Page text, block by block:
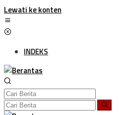
Lewati ke konten
INDEKS